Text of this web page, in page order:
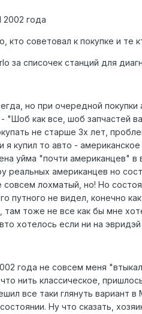
2002 года
кто советовал к покупке и те
за списочек станций для
но при очередной покупки
"Шоб как все, шоб запчастей
не старше 3х лет,
я купил то авто -
уйма "почти американцев"
реальных американцев но
совсем лохматый, но! Но
путного не видел, конечно
там тоже не все как бы мне
хотелось если ни на
года не совсем меня
нить классическое,
все таки глянуть вариант
Ну что сказать,